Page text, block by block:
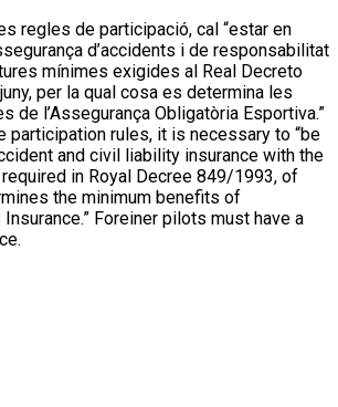
regles de participació, cal “estar en
d’accidents i de responsabilitat
mínimes exigides al Real Decreto
per la qual cosa es determina les
de l’Assegurança Obligatòria Esportiva.”
participation rules, it is necessary to “be
and civil liability insurance with the
in Royal Decree 849/1993, of
the minimum benefits of
Foreiner pilots must have a